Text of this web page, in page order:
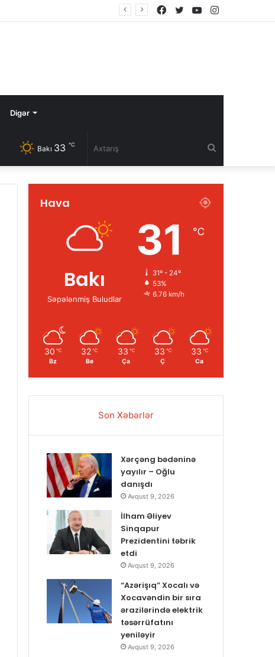
YouTube
Twitter
Facebook
Digər
Bakı 33 ℃
Hava
Bakı
Səpələnmiş Buludlar
31 ℃
31º - 24º
53%
6.76 km/h
30 ℃
Bz
32 ℃
Be
33 ℃
Ça
33 ℃
Ç
33 ℃
Ca
Son Xəbərlər
Xərçəng bədəninə
yayılır – Oğlu
danışdı
Avqust 9, 2026
İlham Əliyev
Sinqapur
Prezidentini təbrik
etdi
Avqust 9, 2026
“Azərişıq” Xocalı və
Xocavəndin bir sıra
ərazilərində elektrik
təsərrüfatını
yeniləyir
Avqust 9, 2026